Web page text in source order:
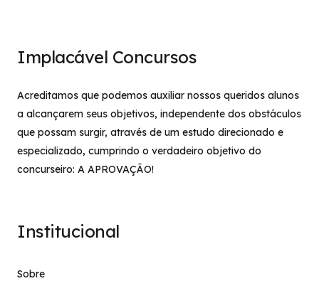
Implacável Concursos
Acreditamos que podemos auxiliar nossos queridos alunos
a alcançarem seus objetivos, independente dos obstáculos
que possam surgir, através de um estudo direcionado e
especializado, cumprindo o verdadeiro objetivo do
concurseiro: A APROVAÇÃO!
Institucional
Sobre